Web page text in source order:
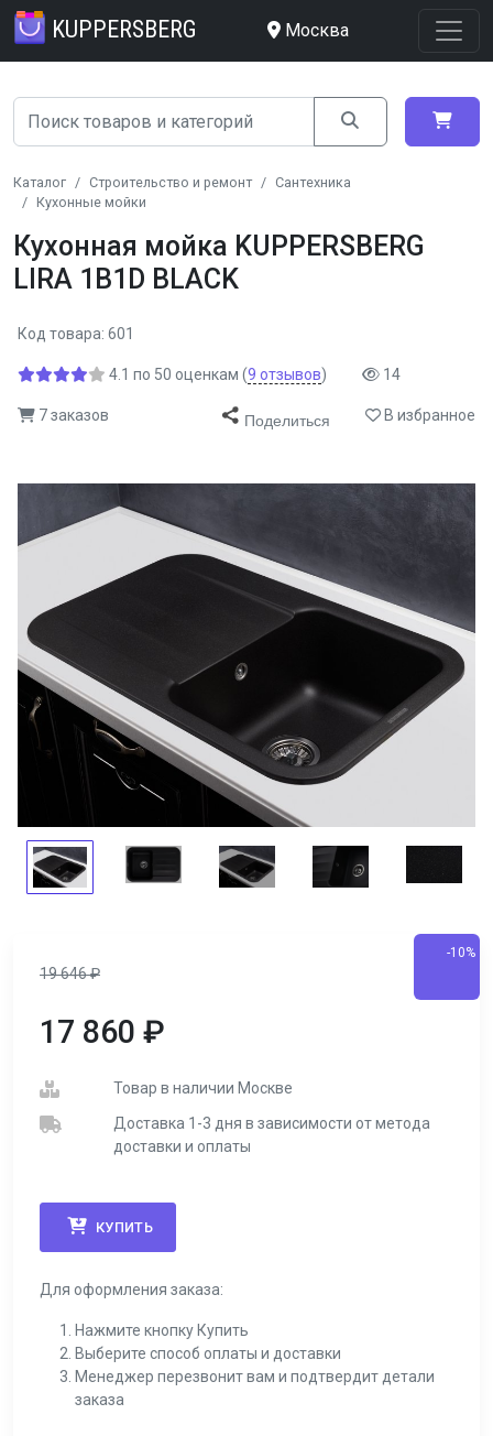
KUPPERSBERG Москва
Каталог Строительство и ремонт
Сантехника
Кухонные мойки
Кухонная мойка KUPPERSBERG
LIRA 1B1D BLACK
Код товара: 601
4.1 по 50 оценкам (9 отзывов) 14
7 заказов Поделиться В избранное
19 646₽
-10%
17 860 ₽
Товар в наличии Москве
Доставка 1-3 дня в зависимости от метода
доставки и оплаты
КУПИТЬ
Для оформления заказа:
Нажмите кнопку Купить
Выберите способ оплаты и доставки
Менеджер перезвонит вам и подтвердит детали
заказа